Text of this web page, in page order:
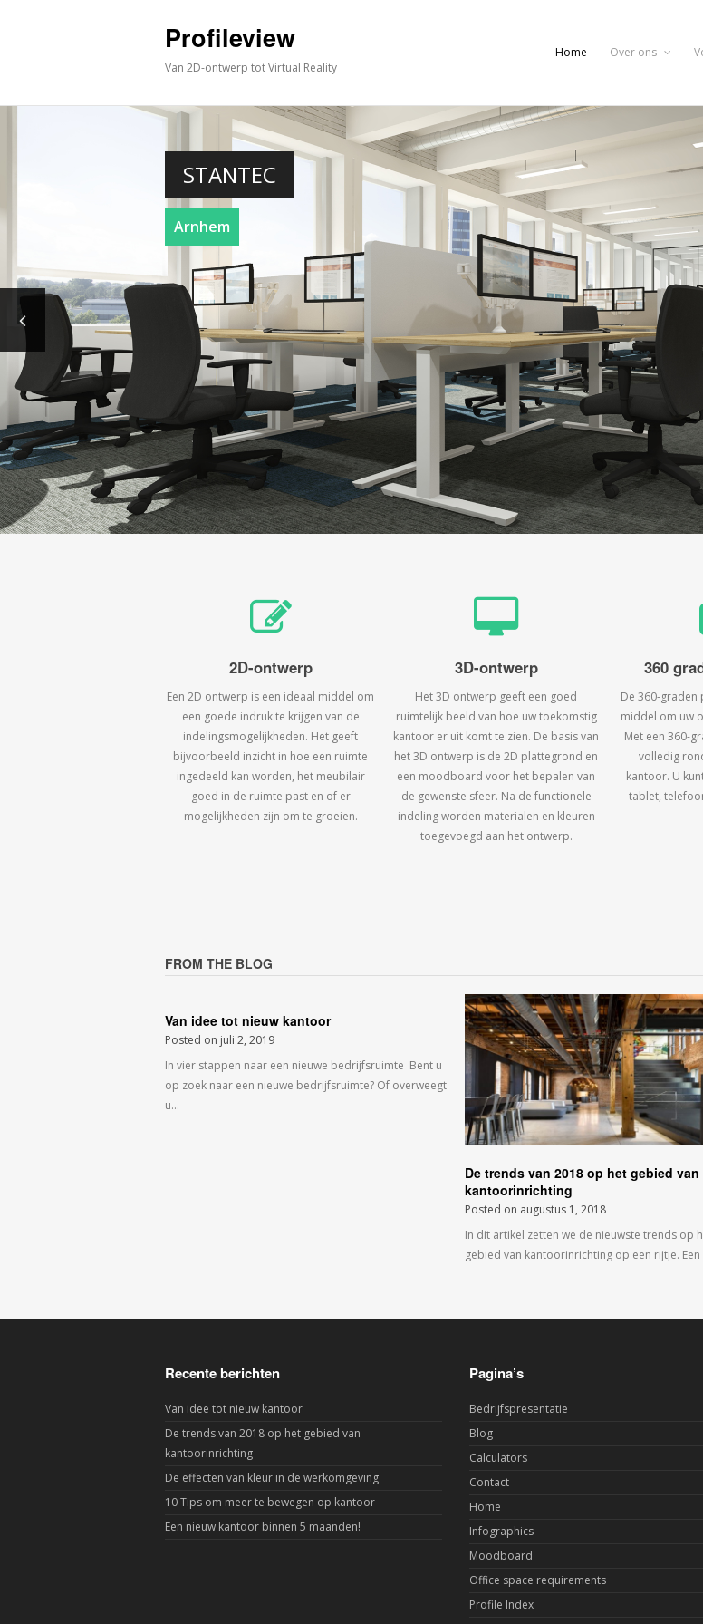
Profileview
Van 2D-ontwerp tot Virtual Reality
Home Over ons
STANTEC
Arnhem
2D-ontwerp
Een 2D ontwerp is een ideaal middel om
een goede indruk te krijgen van de
indelingsmogelijkheden. Het geeft
bijvoorbeeld inzicht in hoe een ruimte
ingedeeld kan worden, het meubilair
goed in de ruimte past en of er
mogelijkheden zijn om te groeien.
3D-ontwerp
Het 3D ontwerp geeft een goed
ruimtelijk beeld van hoe uw toekomstig
kantoor er uit komt te zien. De basis van
het 3D ontwerp is de 2D plattegrond en
een moodboard voor het bepalen van
de gewenste sfeer. Na de functionele
indeling worden materialen en kleuren
toegevoegd aan het ontwerp.
360
De 360-graden
middel om uw
Met een 360-
volledig
kantoor. U
tablet,
FROM THE BLOG
Van idee tot nieuw kantoor
Posted on juli 2, 2019
In vier stappen naar een nieuwe bedrijfsruimte Bent u
op zoek naar een nieuwe bedrijfsruimte? Of overweegt
u…
De trends van 2018 op het gebied van
kantoorinrichting
Posted on augustus 1, 2018
In dit artikel zetten we de nieuwste trends op
gebied van kantoorinrichting op een rijtje.
Recente berichten
Van idee tot nieuw kantoor
De trends van 2018 op het gebied van
kantoorinrichting
De effecten van kleur in de werkomgeving
10 Tips om meer te bewegen op kantoor
Een nieuw kantoor binnen 5 maanden!
Pagina’s
Bedrijfspresentatie
Blog
Calculators
Contact
Home
Infographics
Moodboard
Office space requirements
Profile Index